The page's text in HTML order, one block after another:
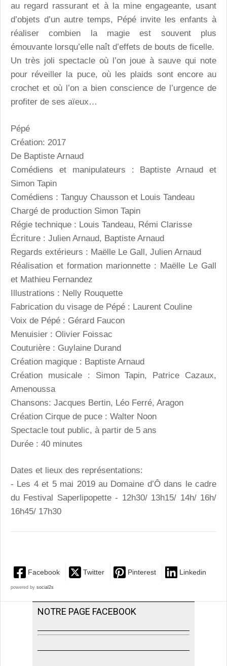
au regard rassurant et à la mine engageante, usant
d’objets d’un autre temps, Pépé invite les enfants à
réaliser combien la magie est souvent plus
émouvante lorsqu’elle naît d’effets de bouts de ficelle.
Un très joli spectacle où l’on joue à sauve qui note
pour réveiller la puce, où les plaids sont encore au
crochet et où l’on a bien conscience de l’urgence de
profiter de ses aïeux…
Pépé
Création: 2017
De Baptiste Arnaud
Comédiens et manipulateurs : Baptiste Arnaud et
Simon Tapin
Comédiens : Tanguy Chausson et Louis Tandeau
Chargé de production Simon Tapin
Régie technique : Louis Tandeau, Rémi Clarisse
Écriture : Julien Arnaud, Baptiste Arnaud
Regards extérieurs : Maëlle Le Gall, Julien Arnaud
Réalisation et formation marionnette : Maëlle Le Gall
et Mathieu Fernandez
Illustrations : Nelly Rouquette
Fabrication du visage de Pépé : Laurent Couline
Voix de Pépé : Gérard Faucon
Menuisier : Olivier Foissac
Couturière : Guylaine Durand
Création magique : Baptiste Arnaud
Création musicale : Simon Tapin, Patrice Cazaux,
Amenoussa
Chansons: Jacques Bertin, Léo Ferré, Aragon
Création Cirque de puce : Walter Noon
Spectacle tout public, à partir de 5 ans
Durée : 40 minutes
Dates et lieux des représentations:
- Les 4 et 5 mai 2019 au Domaine d’Ô dans le cadre
du Festival Saperlipopette - 12h30/ 13h15/ 14h/ 16h/
16h45/ 17h30
Facebook Twitter Pinterest Linkedin
powered by social2s
NOTRE PAGE FACEBOOK